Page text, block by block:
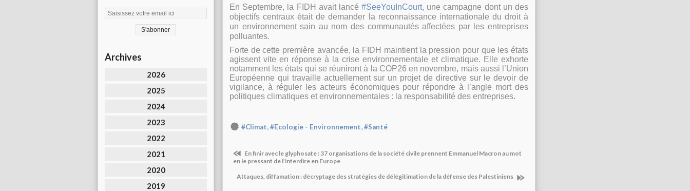
Archives
2026
2025
2024
2023
2022
2021
2020
2019
En Septembre, la FIDH avait lancé#SeeYouInCourt, une campagne dont un des
objectifs centraux était de demander la reconnaissance internationale du droit à
un environnement sain au nom des communautés affectées par les entreprises
polluantes.
Forte de cette première avancée, la FIDH maintient la pression pour que les états
agissent vite en réponse à la crise environnementale et climatique. Elle exhorte
notamment les états qui se réuniront à la COP26 en novembre, mais aussi l’Union
Européenne qui travaille actuellement sur un projet de directive sur le devoir de
vigilance, à réguler les acteurs économiques pour répondre à l’angle mort des
politiques climatiques et environnementales : la responsabilité des entreprises.
#Climat,#Ecologie - Environnement,#Santé
En finir avec le glyphosate : 37 organisations de la société civile prennent Emmanuel Macron au mot
en le pressant de l’interdire en Europe
Attaques, diffamation : décryptage des stratégies de délégitimation de la défense des Palestiniens